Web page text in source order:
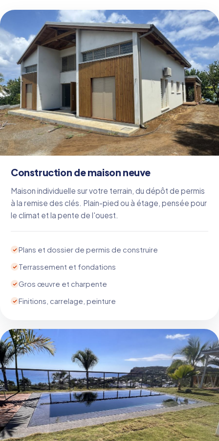
Construction de maison neuve
Maison individuelle sur votre terrain, du dépôt de permis
à la remise des clés. Plain-pied ou à étage, pensée pour
le climat et la pente de l'ouest.
Plans et dossier de permis de construire
Terrassement et fondations
Gros œuvre et charpente
Finitions, carrelage, peinture